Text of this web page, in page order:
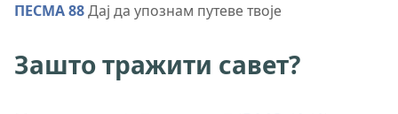
ПЕСМА 88Дај да упознам путеве твоје
Зашто тражити савет?